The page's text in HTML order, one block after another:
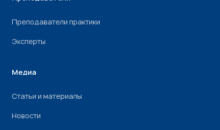
Преподаватели практики
Эксперты
Медиа
Статьи и материалы
Новости